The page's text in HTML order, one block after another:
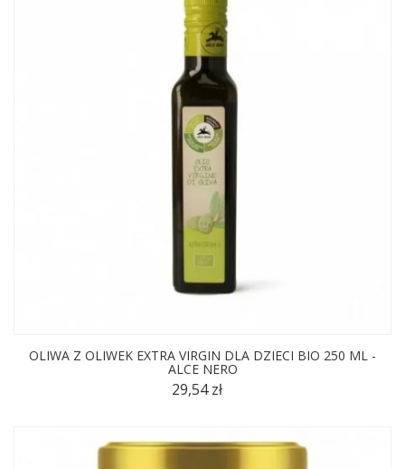
OLIWA Z OLIWEK EXTRA VIRGIN DLA DZIECI BIO 250 ML -
ALCE NERO
29,54 zł